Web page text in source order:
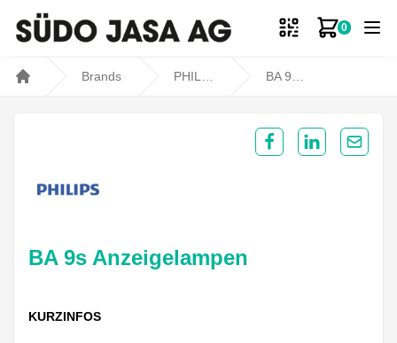
0
Zum
Brands
BA 9s Anzeigelampen
KURZINFOS
Share on Facebook
Share onShare